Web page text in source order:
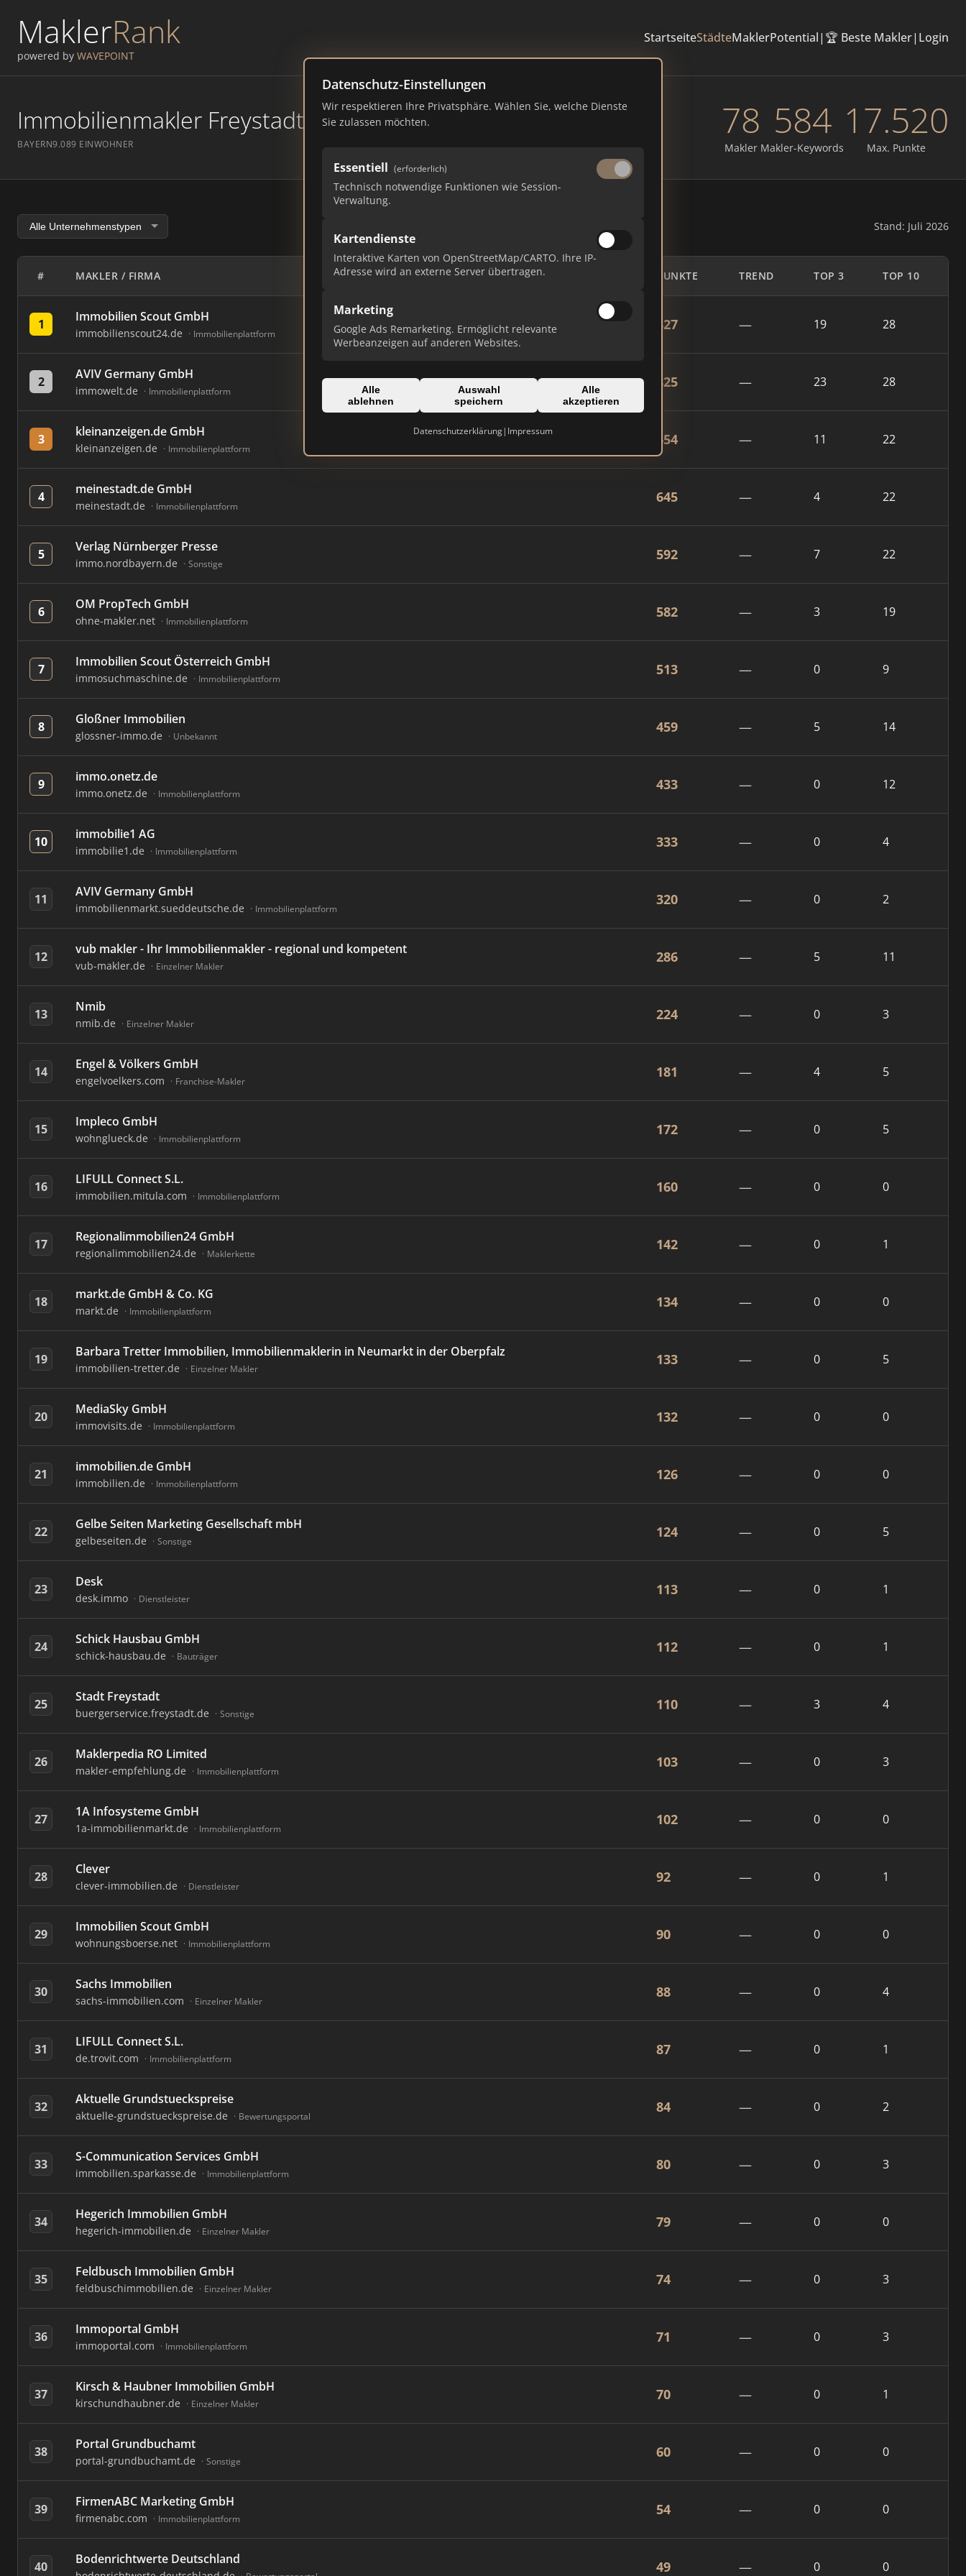
MaklerRank
powered by WAVEPOINT
StartseiteStädteMaklerPotential| 🏆 Beste Makler| Login
Datenschutz-Einstellungen
Wir respektieren Ihre Privatsphäre. Wählen Sie, welche Dienste
Sie zulassen möchten.
Essentiell (erforderlich)
Technisch notwendige Funktionen wie Session-
Verwaltung.
Kartendienste
Interaktive Karten von OpenStreetMap/CARTO. Ihre IP-
Adresse wird an externe Server übertragen.
Marketing
Google Ads Remarketing. Ermöglicht relevante
Werbeanzeigen auf anderen Websites.
Alle
ablehnen
Auswahl
speichern
Alle
akzeptieren
Datenschutzerklärung| Impressum
Immobilienmakler Freystadt – Ranking Juli 2026
BAYERN9.089 EINWOHNER
78
Makler
584
Makler-Keywords
17.520
Max. Punkte
Stand: Juli 2026
# MAKLER / FIRMA PUNKTE TREND TOP 3 TOP 10
1 Immobilien Scout GmbH
immobilienscout24.de Immobilienplattform
827 — 19 28
2 AVIV Germany GmbH
immowelt.de Immobilienplattform
825 — 23 28
3 kleinanzeigen.de GmbH
kleinanzeigen.de Immobilienplattform
654 — 11 22
4 meinestadt.de GmbH
meinestadt.de Immobilienplattform
645 — 4 22
5 Verlag Nürnberger Presse
immo.nordbayern.de Sonstige
592 — 7 22
6 OM PropTech GmbH
ohne-makler.net Immobilienplattform
582 — 3 19
7 Immobilien Scout Österreich GmbH
immosuchmaschine.de Immobilienplattform
513 — 0 9
8 Gloßner Immobilien
glossner-immo.de Unbekannt
459 — 5 14
9 immo.onetz.de
immo.onetz.de Immobilienplattform
433 — 0 12
10 immobilie1 AG
immobilie1.de Immobilienplattform
333 — 0 4
11 AVIV Germany GmbH
immobilienmarkt.sueddeutsche.de Immobilienplattform
320 — 0 2
12 vub makler - Ihr Immobilienmakler - regional und kompetent
vub-makler.de Einzelner Makler
286 — 5 11
13 Nmib
nmib.de Einzelner Makler
224 — 0 3
14 Engel & Völkers GmbH
engelvoelkers.com Franchise-Makler
181 — 4 5
15 Impleco GmbH
wohnglueck.de Immobilienplattform
172 — 0 5
16 LIFULL Connect S.L.
immobilien.mitula.com Immobilienplattform
160 — 0 0
17 Regionalimmobilien24 GmbH
regionalimmobilien24.de Maklerkette
142 — 0 1
18 markt.de GmbH & Co. KG
markt.de Immobilienplattform
134 — 0 0
19 Barbara Tretter Immobilien, Immobilienmaklerin in Neumarkt in der Oberpfalz
immobilien-tretter.de Einzelner Makler
133 — 0 5
20 MediaSky GmbH
immovisits.de Immobilienplattform
132 — 0 0
21 immobilien.de GmbH
immobilien.de Immobilienplattform
126 — 0 0
22 Gelbe Seiten Marketing Gesellschaft mbH
gelbeseiten.de Sonstige
124 — 0 5
23 Desk
desk.immo Dienstleister
113 — 0 1
24 Schick Hausbau GmbH
schick-hausbau.de Bauträger
112 — 0 1
25 Stadt Freystadt
buergerservice.freystadt.de Sonstige
110 — 3 4
26 Maklerpedia RO Limited
makler-empfehlung.de Immobilienplattform
103 — 0 3
27 1A Infosysteme GmbH
1a-immobilienmarkt.de Immobilienplattform
102 — 0 0
28 Clever
clever-immobilien.de Dienstleister
92 — 0 1
29 Immobilien Scout GmbH
wohnungsboerse.net Immobilienplattform
90 — 0 0
30 Sachs Immobilien
sachs-immobilien.com Einzelner Makler
88 — 0 4
31 LIFULL Connect S.L.
de.trovit.com Immobilienplattform
87 — 0 1
32 Aktuelle Grundstueckspreise
aktuelle-grundstueckspreise.de Bewertungsportal
84 — 0 2
33 S-Communication Services GmbH
immobilien.sparkasse.de Immobilienplattform
80 — 0 3
34 Hegerich Immobilien GmbH
hegerich-immobilien.de Einzelner Makler
79 — 0 0
35 Feldbusch Immobilien GmbH
feldbuschimmobilien.de Einzelner Makler
74 — 0 3
36 Immoportal GmbH
immoportal.com Immobilienplattform
71 — 0 3
37 Kirsch & Haubner Immobilien GmbH
kirschundhaubner.de Einzelner Makler
70 — 0 1
38 Portal Grundbuchamt
portal-grundbuchamt.de Sonstige
60 — 0 0
39 FirmenABC Marketing GmbH
firmenabc.com Immobilienplattform
54 — 0 0
40 Bodenrichtwerte Deutschland 49 — 0 0